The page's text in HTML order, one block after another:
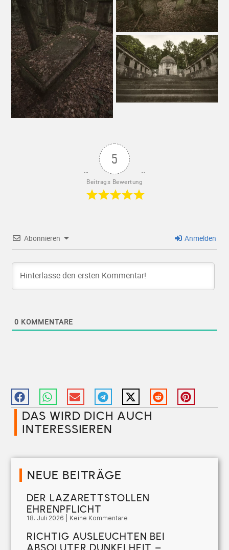
5
Beitrags Bewertung
Abonnieren Anmelden
0 KOMMENTARE
DAS WIRD DICH AUCH
INTERESSIEREN​
NEUE BEITRÄGE
DER LAZARETTSTOLLEN
EHRENPFLICHT
18. Juli 2026 Keine Kommentare
RICHTIG AUSLEUCHTEN BEI